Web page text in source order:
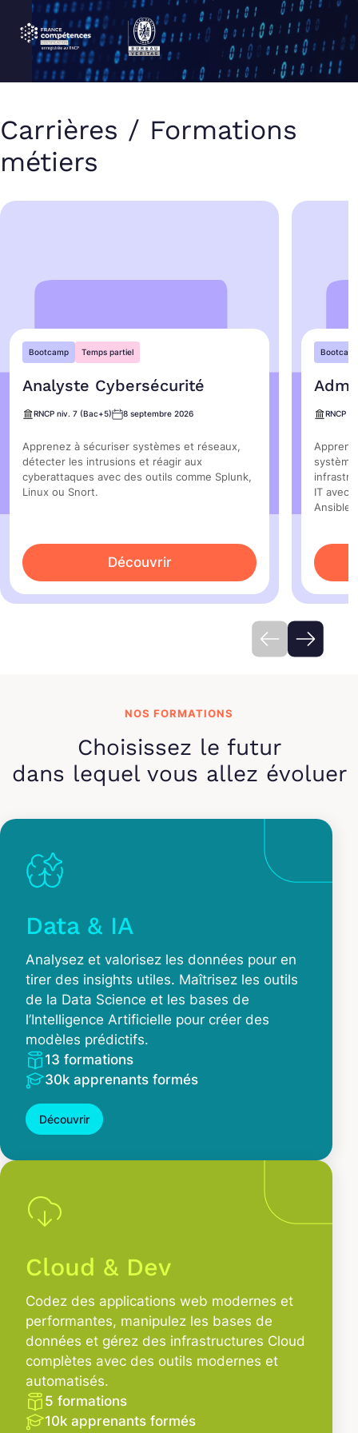
Carrières / Formations
métiers
Bootcamp Temps partiel
Analyste Cybersécurité
RNCP niv. 7 (Bac+5) 8 septembre 2026
Apprenez à sécuriser systèmes et réseaux,
détecter les intrusions et réagir aux
cyberattaques avec des outils comme Splunk,
Linux ou Snort.
Découvrir
RNCP
IT avec
Ansible
NOS FORMATIONS
Choisissez le futur
dans lequel vous allez évoluer
Data & IA
Analysez et valorisez les données pour en
tirer des insights utiles. Maîtrisez les outils
de la Data Science et les bases de
l’Intelligence Artificielle pour créer des
modèles prédictifs.
13 formations
30k apprenants formés
Découvrir
Cloud & Dev
Codez des applications web modernes et
performantes, manipulez les bases de
données et gérez des infrastructures Cloud
complètes avec des outils modernes et
automatisés.
5 formations
10k apprenants formés